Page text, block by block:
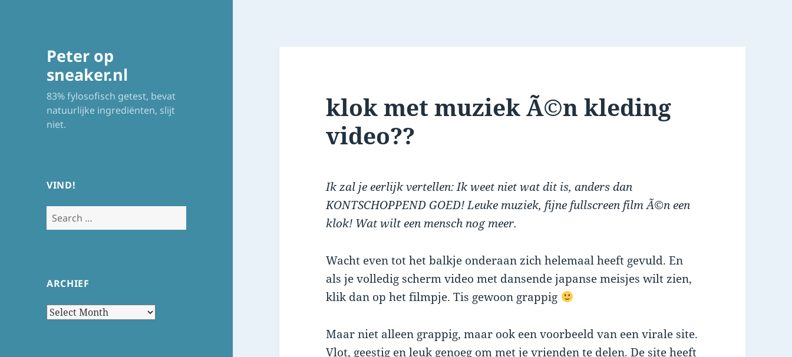
Peter op
sneaker.nl
83% fylosofisch getest, bevat
natuurlijke ingrediënten, slijt
niet.
VIND!
Search
for:
ARCHIEF
Archief
klok met muziek Ã©n kleding
video??
Ik zal je eerlijk vertellen: Ik weet niet wat dit is, anders dan
KONTSCHOPPEND GOED! Leuke muziek, fijne fullscreen film Ã©n een
klok! Wat wilt een mensch nog meer.
Wacht even tot het balkje onderaan zich helemaal heeft gevuld. En
als je volledig scherm video met dansende japanse meisjes wilt zien,
klik dan op het filmpje. Tis gewoon grappig
Maar niet alleen grappig, maar ook een voorbeeld van een virale site.
Vlot, geestig en leuk genoeg om met je vrienden te delen. De site heeft